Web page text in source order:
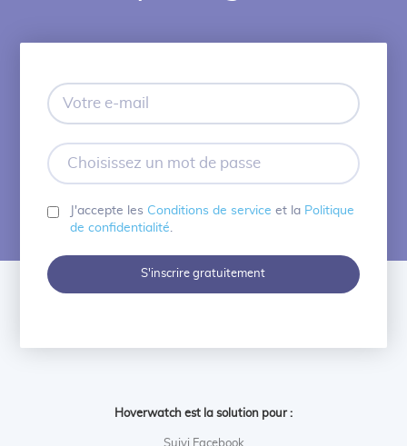
mail
un
mot
de
J'accepte les Conditions de service et la Politique
de confidentialité
S'inscrire gratuitement
Hoverwatch est la solution pour :
Suivi Facebook